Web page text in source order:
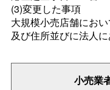
(3)変更した事項
大規模小売店舗にお
及び住所並びに法人
小売業